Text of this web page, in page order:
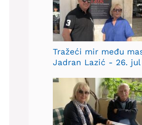
Tražeći mir među
Jadran Lazić - 26. jul